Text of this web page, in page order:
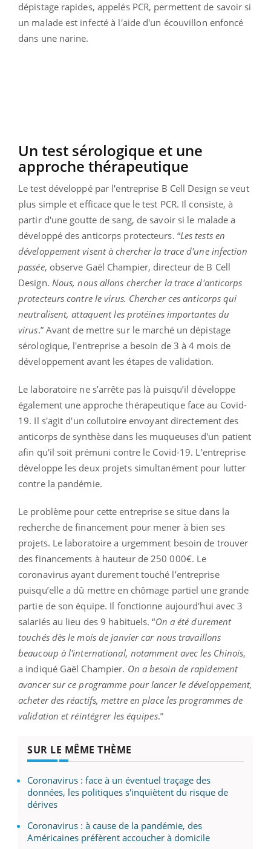
dépistage rapides, appelés PCR, permettent de savoir si
un malade est infecté à l'aide d'un écouvillon enfoncé
dans une narine.
Un test sérologique et une
approche thérapeutique
Le test développé par l'entreprise B Cell Design se veut
plus simple et efficace que le test PCR. Il consiste, à
partir d'une goutte de sang, de savoir si le malade a
développé des anticorps protecteurs. “Les tests en
développement visent à chercher la trace d'une infection
passée, observe Gaël Champier, directeur de B Cell
Design. Nous, nous allons chercher la trace d'anticorps
protecteurs contre le virus. Chercher ces anticorps qui
neutralisent, attaquent les protéines importantes du
virus.” Avant de mettre sur le marché un dépistage
sérologique, l'entreprise a besoin de 3 à 4 mois de
développement avant les étapes de validation.
Le laboratoire ne s’arrête pas là puisqu’il développe
également une approche thérapeutique face au Covid-
19. Il s'agit d'un collutoire envoyant directement des
anticorps de synthèse dans les muqueuses d'un patient
afin qu'il soit prémuni contre le Covid-19. L'entreprise
développe les deux projets simultanément pour lutter
contre la pandémie.
Le problème pour cette entreprise se situe dans la
recherche de financement pour mener à bien ses
projets. Le laboratoire a urgemment besoin de trouver
des financements à hauteur de 250 000€. Le
coronavirus ayant durement touché l’entreprise
puisqu’elle a dû mettre en chômage partiel une grande
partie de son équipe. Il fonctionne aujourd'hui avec 3
salariés au lieu des 9 habituels. “On a été durement
touchés dès le mois de janvier car nous travaillons
beaucoup à l'international, notamment avec les Chinois,
a indiqué Gaël Champier. On a besoin de rapidement
avancer sur ce programme pour lancer le développement,
acheter des réactifs, mettre en place les programmes de
validation et réintégrer les équipes.”
SUR LE MÊME THÈME
Coronavirus : face à un éventuel traçage des
données, les politiques s'inquiètent du risque de
dérives
Coronavirus : à cause de la pandémie, des
Américaines préfèrent accoucher à domicile